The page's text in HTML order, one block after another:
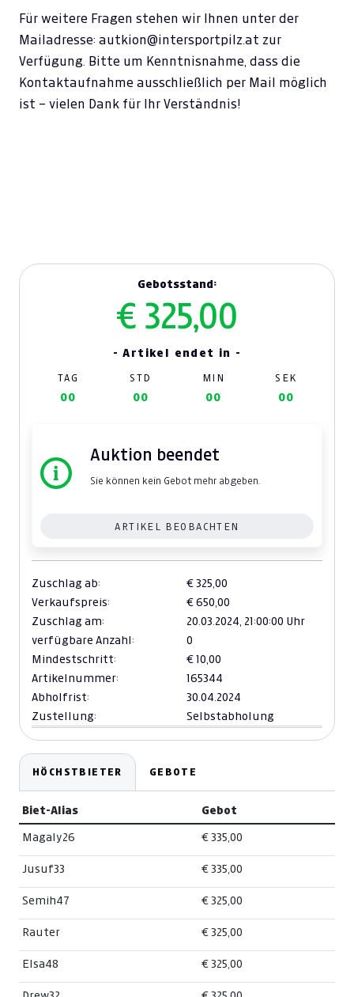
Für weitere Fragen stehen wir Ihnen unter der
Mailadresse: autkion@intersportpilz.at zur
Verfügung. Bitte um Kenntnisnahme, dass die
Kontaktaufnahme ausschließlich per Mail möglich
ist – vielen Dank für Ihr Verständnis!
Gebotsstand:
€ 325,00
- Artikel endet in -
TAG STD MIN SEK
00 00 00 00
Auktion beendet
Sie können kein Gebot mehr abgeben.
ARTIKEL BEOBACHTEN
Zuschlag ab:
€ 325,00
Verkaufspreis:
€ 650,00
Zuschlag am:
20.03.2024, 21:00:00 Uhr
verfügbare Anzahl:
0
Mindestschritt:
€ 10,00
Artikelnummer:
165344
Abholfrist:
30.04.2024
Zustellung:
Selbstabholung
HÖCHSTBIETER GEBOTE
Biet-Alias Gebot
Magaly26 € 335,00
Jusuf33 € 335,00
Semih47 € 325,00
Rauter € 325,00
Elsa48 € 325,00